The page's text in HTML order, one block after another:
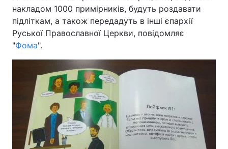
накладом 1000 примірників, будуть роздавати
підліткам, а також передадуть в інші єпархії
Руської Православної Церкви, повідомляє
"Фома".